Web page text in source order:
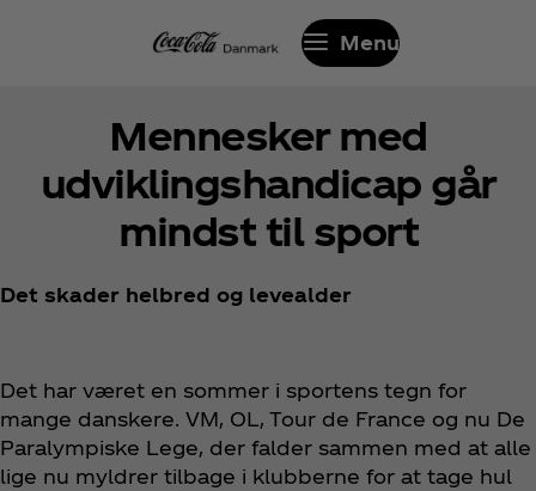
Menu
Mennesker med
udviklingshandicap går
mindst til sport
Det skader helbred og levealder
Det har været en sommer i sportens tegn for
mange danskere. VM, OL, Tour de France og nu De
Paralympiske Lege, der falder sammen med at alle
lige nu myldrer tilbage i klubberne for at tage hul